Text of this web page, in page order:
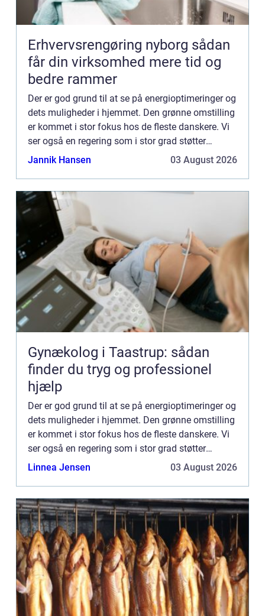
Erhvervsrengøring nyborg sådan
får din virksomhed mere tid og
bedre rammer
Der er god grund til at se på energioptimeringer og
dets muligheder i hjemmet. Den grønne omstilling
er kommet i stor fokus hos de fleste danskere. Vi
ser også en regering som i stor grad støtter
miljøvenlige tiltag. Det er derfor et godt tidspunkt
Jannik Hansen 03 August 2026
Gynækolog i Taastrup: sådan
finder du tryg og professionel
hjælp
Der er god grund til at se på energioptimeringer og
dets muligheder i hjemmet. Den grønne omstilling
er kommet i stor fokus hos de fleste danskere. Vi
ser også en regering som i stor grad støtter
miljøvenlige tiltag. Det er derfor et godt tidspunkt
Linnea Jensen 03 August 2026